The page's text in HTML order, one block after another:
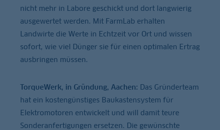
nicht mehr in Labore geschickt und dort langwierig
ausgewertet werden. Mit FarmLab erhalten
Landwirte die Werte in Echtzeit vor Ort und wissen
sofort, wie viel Dünger sie für einen optimalen Ertrag
ausbringen müssen.
TorqueWerk, in Gründung, Aachen: Das Gründerteam
hat ein kostengünstiges Baukastensystem für
Elektromotoren entwickelt und will damit teure
Sonderanfertigungen ersetzen. Die gewünschte